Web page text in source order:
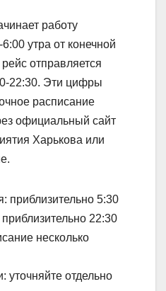
работу
утра от конечной
отправляется
22:30. Эти цифры
расписание
официальный сайт
Харькова или
приблизительно 5:30
22:30
несколько
уточняйте отдельно